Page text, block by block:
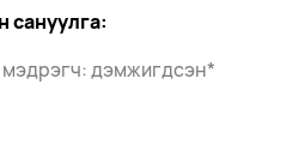
сануулга:
мэдрэгч: дэмжигдсэн*